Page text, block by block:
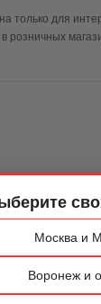
Москва и
Воронеж и
только для
розничных